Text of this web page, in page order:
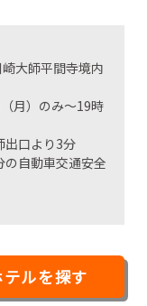
大師平間寺境内
月）のみ～19時
出口より3分
自動車交通安全
ルを探す